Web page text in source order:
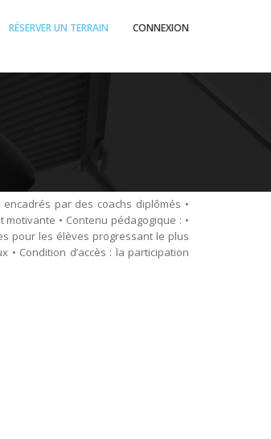
RÉSERVER UN TERRAIN CONNEXION
par des coachs diplômés •
• Contenu pédagogique : •
pour les élèves progressant le plus
Condition d’accès : la participation